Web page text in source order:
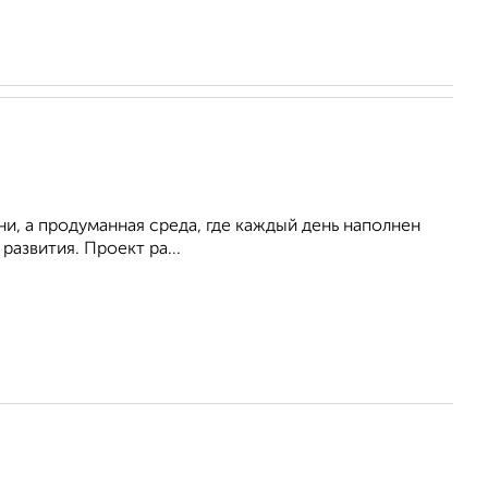
а продуманная среда, где каждый день наполнен
Проект ра...